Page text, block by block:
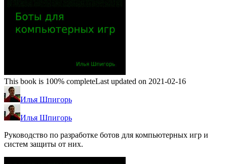
This book is 100% completeLast updated on 2021-02-16
Илья Шпигорь
Илья Шпигорь
Руководство по разработке ботов для компьютерных игр и
систем защиты от них.